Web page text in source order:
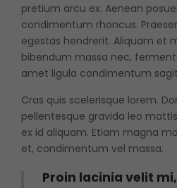
pretium arcu ex. Aenean
condimentum rhoncus.
egestas hendrerit. Aliquam et
bibendum massa nec,
amet ligula condimentum
Cras quis scelerisque lorem.
pellentesque gravida leo
ex id aliquam. Etiam magna
et, condimentum vel massa.
Proin lacinia velit